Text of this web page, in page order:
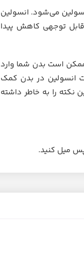
می‌شود. انسولین
توجهی کاهش پیدا
ممکن است بدن شما وارد
انسولین در بدن کمک
نکته را به خاطر داشته
میل کنید.